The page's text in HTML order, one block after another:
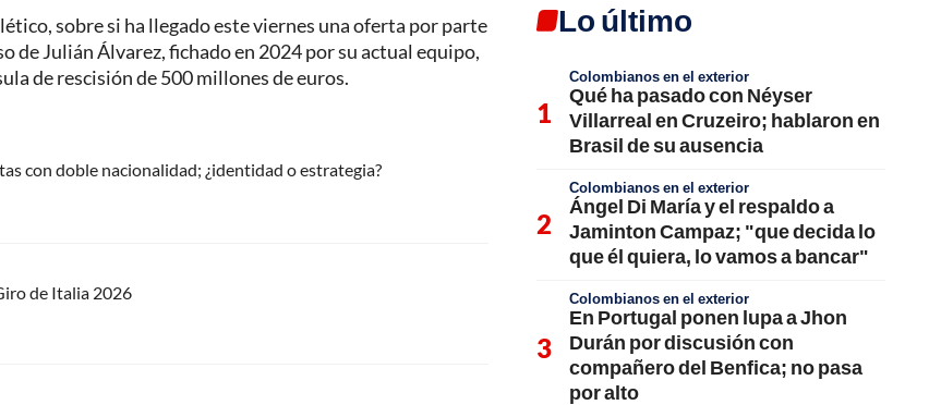
sobre si ha llegado este viernes una oferta por parte
de Julián Álvarez, fichado en 2024 por su actual equipo,
de rescisión de 500 millones de euros.
con doble nacionalidad; ¿identidad o estrategia?
de Italia 2026
Lo último
Colombianos en el exterior
Qué ha pasado con Néyser
Villarreal en Cruzeiro; hablaron en
Brasil de su ausencia
Colombianos en el exterior
Ángel Di María y el respaldo a
Jaminton Campaz; "que decida lo
que él quiera, lo vamos a bancar"
Colombianos en el exterior
En Portugal ponen lupa a Jhon
Durán por discusión con
compañero del Benfica; no pasa
por alto